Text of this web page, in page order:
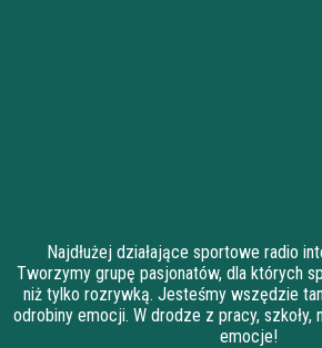
Najdłużej działające sportowe radio
Tworzymy grupę pasjonatów, dla których
niż tylko rozrywką. Jesteśmy wszędzie
odrobiny emocji. W drodze z pracy, szkoły,
emocje!